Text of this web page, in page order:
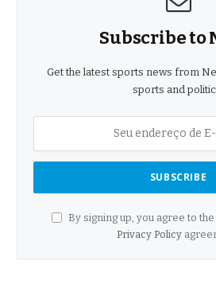
Subscribe to
Get the latest sports news from
sports and
By signing up, you agree to
Privacy Policy